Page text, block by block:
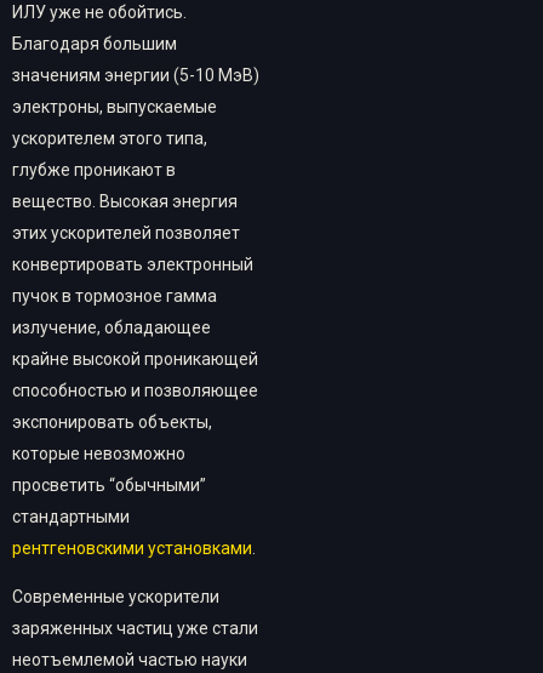
ИЛУ уже не обойтись.
Благодаря большим
значениям энергии (5-10 МэВ)
электроны, выпускаемые
ускорителем этого типа,
глубже проникают в
вещество. Высокая энергия
этих ускорителей позволяет
конвертировать электронный
пучок в тормозное гамма
излучение, обладающее
крайне высокой проникающей
способностью и позволяющее
экспонировать объекты,
которые невозможно
просветить “обычными”
стандартными
рентгеновскими установками
Современные ускорители
заряженных частиц уже стали
неотъемлемой частью науки